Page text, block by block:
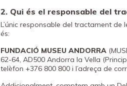
2. Qui és el responsable del
L’únic responsable del tractament de
és:
FUNDACIÓ MUSEU ANDORRA
62-64, AD500 Andorra la Vella
telèfon +376 800 800 i l’adreça de